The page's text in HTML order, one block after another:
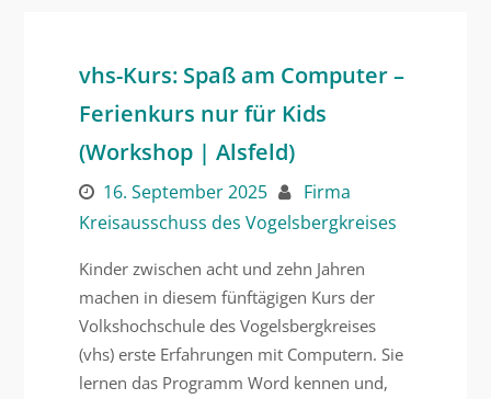
vhs-Kurs: Spaß am Computer –
Ferienkurs nur für Kids
(Workshop | Alsfeld)
16. September 2025
Firma
Kreisausschuss des Vogelsbergkreises
Kinder zwischen acht und zehn Jahren
machen in diesem fünftägigen Kurs der
Volkshochschule des Vogelsbergkreises
(vhs) erste Erfahrungen mit Computern. Sie
lernen das Programm Word kennen und,